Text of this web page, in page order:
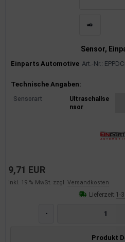
Sensor,
Einparts Automotive Art.-Nr.:
Produktinformationen
Technische Angaben:
Sensorart
Ultraschallse
nsor
9,71 EUR
inkl. 19 % MwSt. zzgl. Versandkosten
Lieferzeit:1-
-
Produkt